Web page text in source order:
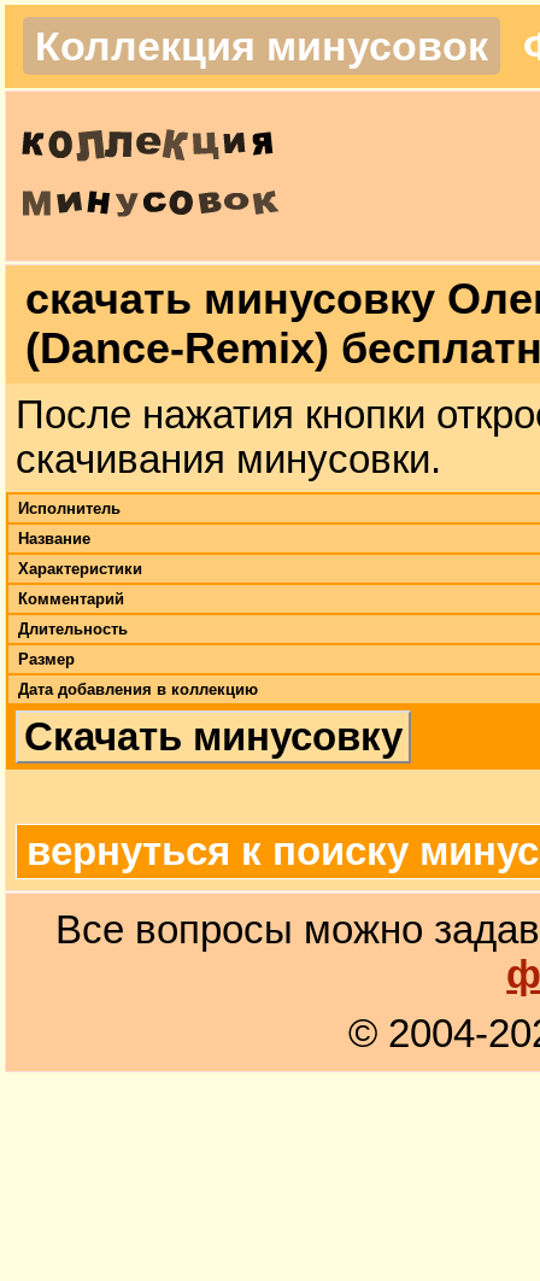
Коллекция минусовок
скачать минусовку
(Dance-Remix)
После нажатия кнопки
скачивания минусовки.
Исполнитель
Название
Характеристики
Комментарий
Длительность
Размер
Дата добавления в коллекцию
Скачать минусовку
вернуться к поиску
Все вопросы можно
© 2004-